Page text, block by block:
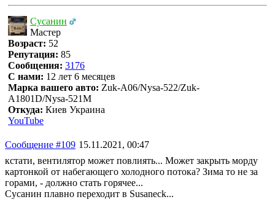
Сусанин
Мастер
Возраст: 52
Репутация: 85
Сообщения: 3176
С нами: 12 лет 6 месяцев
Марка вашего авто: Zuk-A06/Nysa-522/Zuk-
A1801D/Nysa-521M
Откуда: Киев Украина
YouTube
Сообщение #109 15.11.2021, 00:47
кстати, вентилятор может повлиять... Может закрыть морду
картонкой от набегающего холодного потока? Зима то не за
горами, - должно стать горячее...
Сусанин плавно переходит в Susaneck...